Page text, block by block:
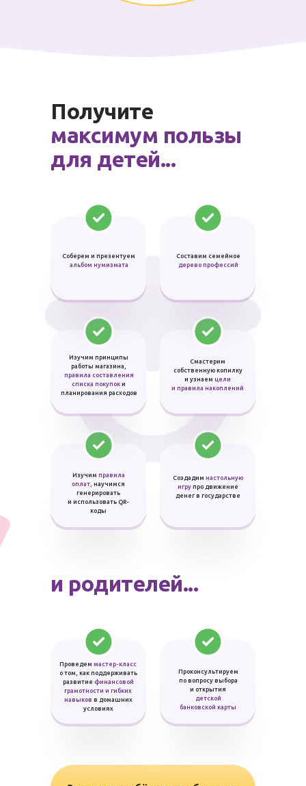
Проконсультируем
по вопросу выбора
и открытия
детской
банковской карты
Проведем мастер-класс
о том, как поддерживать
развитие финансовой
грамотности и гибких
навыков в домашних
условиях
Создадим настольную
игру про движение
денег в государстве
Изучим правила
оплат, научимся
генерировать
и использовать QR-
коды
Смастерим
собственную копилку
и узнаем цели
и правила накоплений
Изучим принципы
работы магазина,
правила составления
списка покупок и
планирования расходов
Cоставим семейное
дерево профессий
Cоберем и презентуем
альбом нумизмата
Получите
максимум пользы
для детей...
и родителей...